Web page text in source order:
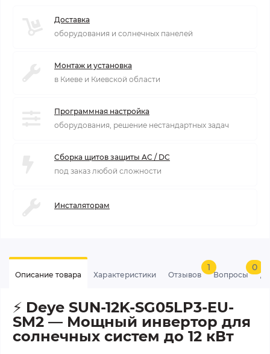
Доставка
оборудования и солнечных панелей
Монтаж и установка
в Киеве и Киевской области
Программная настройка
оборудования, решение нестандартных задач
Сборка щитов защиты AC / DC
под заказ любой сложности
Инсталяторам
Описание товара Характеристики Отзывов
1
Вопросы
0
⚡ Deye SUN-12K-SG05LP3-EU-
SM2 — Мощный инвертор для
солнечных систем до 12 кВт